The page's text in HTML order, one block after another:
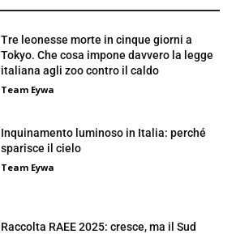
Tre leonesse morte in cinque giorni a
Tokyo. Che cosa impone davvero la legge
italiana agli zoo contro il caldo
Team Eywa
Inquinamento luminoso in Italia: perché
sparisce il cielo
Team Eywa
Raccolta RAEE 2025: cresce, ma il Sud